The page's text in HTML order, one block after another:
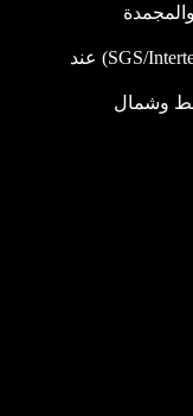
فحوصات من جهات تفتيش مستقلة (SGS/Intertek) عند
وشمال